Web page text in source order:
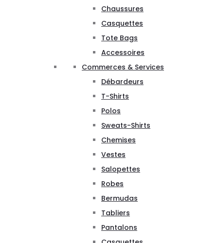
Chaussures
Casquettes
Tote Bags
Accessoires
Commerces & Services
Débardeurs
T-Shirts
Polos
Sweats-Shirts
Chemises
Vestes
Salopettes
Robes
Bermudas
Tabliers
Pantalons